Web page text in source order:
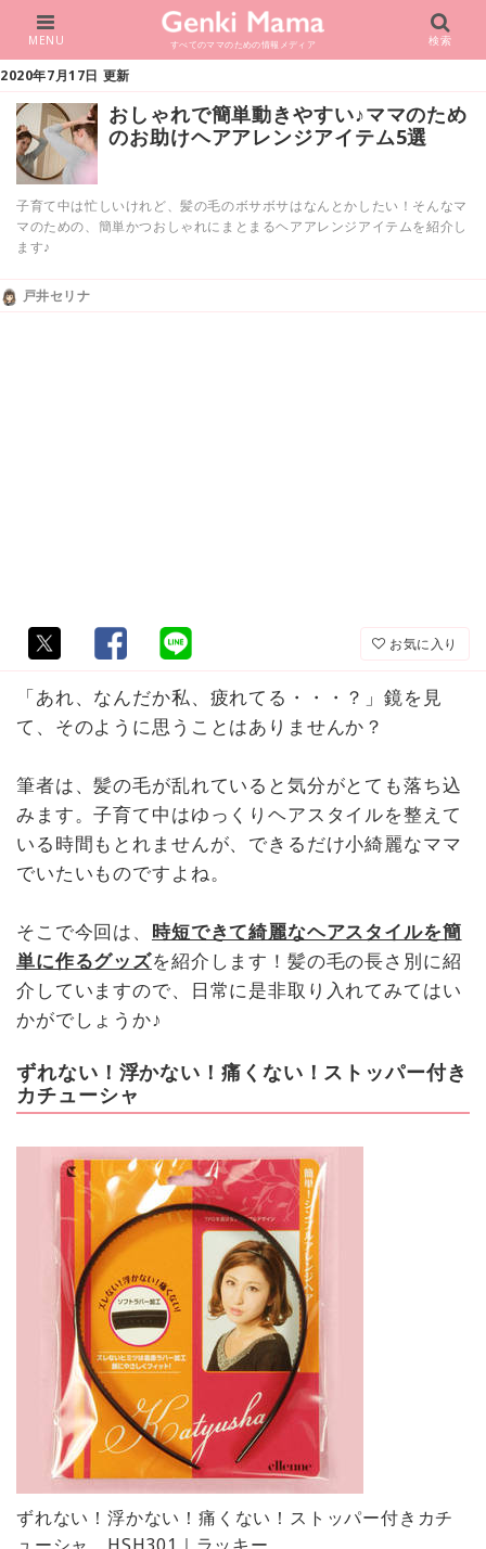
すべてのママのための情報メディア
MENU 検索
2020年7月17日 更新
おしゃれで簡単動きやすい♪ママのため
のお助けヘアアレンジアイテム5選
子育て中は忙しいけれど、髪の毛のボサボサはなんとかしたい！そんなマ
マのための、簡単かつおしゃれにまとまるヘアアレンジアイテムを紹介し
ます♪
戸井セリナ
お気に入り
「あれ、なんだか私、疲れてる・・・？」鏡を見
て、そのように思うことはありませんか？
筆者は、髪の毛が乱れていると気分がとても落ち込
みます。子育て中はゆっくりヘアスタイルを整えて
いる時間もとれませんが、できるだけ小綺麗なママ
でいたいものですよね。
そこで今回は、 時短できて綺麗なヘアスタイルを簡
単に作るグッズを紹介します！髪の毛の長さ別に紹
介していますので、日常に是非取り入れてみてはい
かがでしょうか♪
ずれない！浮かない！痛くない！ストッパー付き
カチューシャ
ずれない！浮かない！痛くない！ストッパー付きカチ